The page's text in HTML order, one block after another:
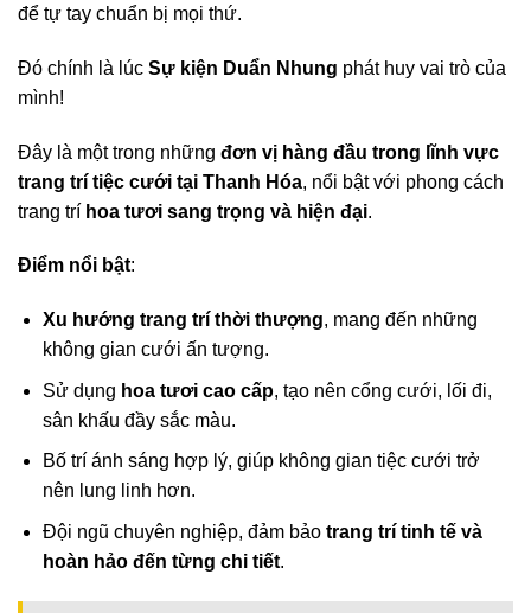
để tự tay chuẩn bị mọi thứ.
Đó chính là lúc Sự kiện Duẩn Nhung phát huy vai trò của
mình!
Đây là một trong những đơn vị hàng đầu trong lĩnh vực
trang trí tiệc cưới tại Thanh Hóa, nổi bật với phong cách
trang trí hoa tươi sang trọng và hiện đại.
Điểm nổi bật:
Xu hướng trang trí thời thượng, mang đến những
không gian cưới ấn tượng.
Sử dụng hoa tươi cao cấp, tạo nên cổng cưới, lối đi,
sân khấu đầy sắc màu.
Bố trí ánh sáng hợp lý, giúp không gian tiệc cưới trở
nên lung linh hơn.
Đội ngũ chuyên nghiệp, đảm bảo trang trí tinh tế và
hoàn hảo đến từng chi tiết.